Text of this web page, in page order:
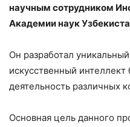
научным сотрудником
Академии наук
Он разработал
искусственный интеллект
деятельность различных
Основная цель данного